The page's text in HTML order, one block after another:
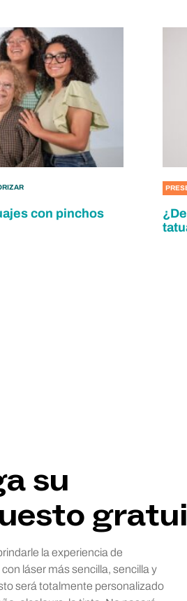
con pinchos
su
la experiencia de
láser más sencilla, sencilla y
será totalmente personalizado